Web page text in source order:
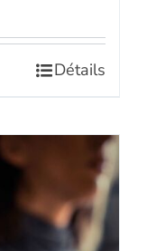
Détails